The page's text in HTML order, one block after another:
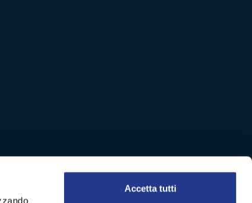
Accetta tutti